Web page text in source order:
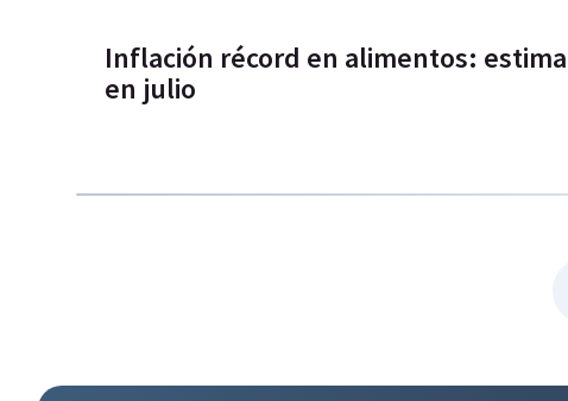
Inflación récord en alimentos:
en julio